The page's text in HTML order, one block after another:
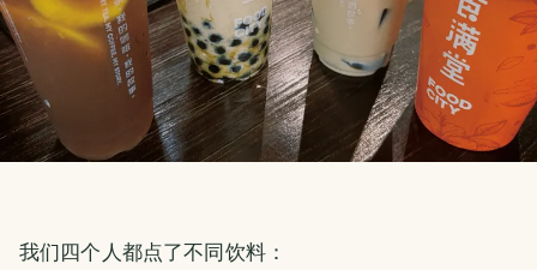
我们四个人都点了不同饮料：